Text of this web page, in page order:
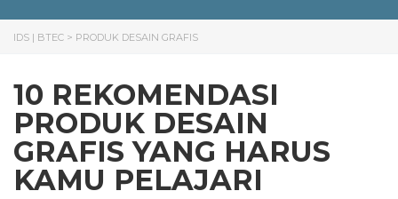
IDS | BTEC > PRODUK DESAIN GRAFIS
10 REKOMENDASI
PRODUK DESAIN
GRAFIS YANG HARUS
KAMU PELAJARI